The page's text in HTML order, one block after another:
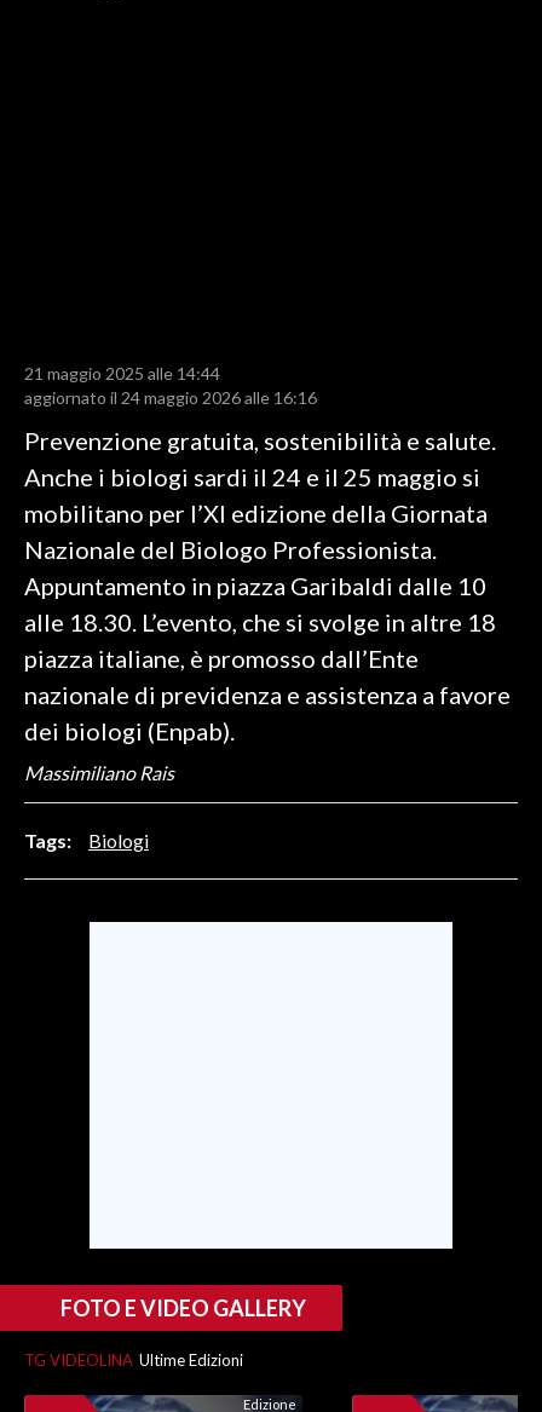
CALCIO REGIONALE
BASKET
VOLLEY
MOTORI
TENNIS
ALTRI SPORT
CULTURA
SPETTACOLI
SARDI NEL MONDO
ANNUNCI
21 maggio 2025 alle 14:44
aggiornato il 24 maggio 2026 alle 16:16
Prevenzione gratuita, sostenibilità e salute.
Anche i biologi sardi il 24 e il 25 maggio si
mobilitano per l’XI edizione della Giornata
Nazionale del Biologo Professionista.
Appuntamento in piazza Garibaldi dalle 10
alle 18.30. L’evento, che si svolge in altre 18
piazza italiane, è promosso dall’Ente
nazionale di previdenza e assistenza a favore
dei biologi (Enpab).
Massimiliano Rais
Tags: Biologi
FOTO E VIDEO GALLERY
TG VIDEOLINA Ultime Edizioni
Edizione